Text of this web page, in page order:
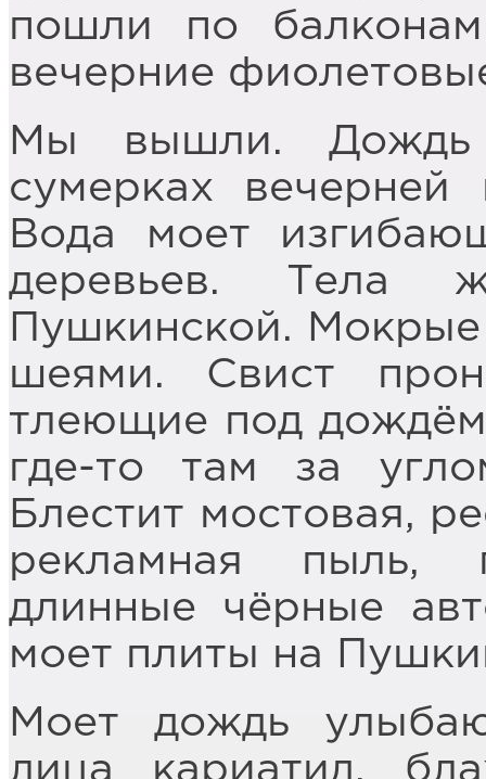
пошли по
вечерние
Мы вышли. Дождь
сумерках
Вода моет
деревьев. Тела
Пушкинской.
шеями. Свист
тлеющие под
где-то там за
Блестит мостовая,
рекламная пыль,
длинные чёрные
моет плиты на
Моет дождь
лица кариатид,